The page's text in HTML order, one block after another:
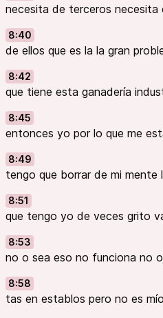
necesita de terceros necesita
8:40
de ellos que es la la gran
8:42
que tiene esta ganadería
8:45
entonces yo por lo que me
8:49
tengo que borrar de mi mente
8:51
que tengo yo de veces grito
8:53
no o sea eso no funciona no
8:58
tas en establos pero no es